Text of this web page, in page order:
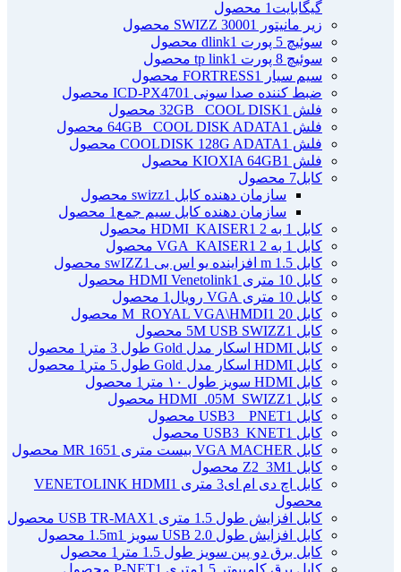
گیگابایت 1 محصول
زیر مانیتور SWIZZ 3000
1 محصول
سوئیچ 5 پورت dlink
1 محصول
سوئیچ 8 پورت tp link
1 محصول
سیم سیار FORTRESS
1 محصول
ضبط کننده صدا سونی ICD-PX470 1 محصول
فلش 32GB _COOL DISK 1 محصول
فلش 64GB _COOL DISK ADATA 1 محصول
فلش COOLDISK 128G ADATA 1 محصول
فلش KIOXIA 64GB 1 محصول
کابل7 محصول
سازمان دهنده کابل swizz 1 محصول
سازمان دهنده کابل سیم جمع 1 محصول
کابل 1 به 2 HDMI_KAISER
1 محصول
کابل 1 به 2 VGA_KAISER
1 محصول
کابل 1.5 m افزاینده یو اس بی swIZZ
1 محصول
کابل 10 متری HDMI Venetolink
1 محصول
کابل 10 متری VGA رویال
1 محصول
کابل 20 M_ROYAL VGA\HMDI
1 محصول
کابل 5M USB SWIZZ 1 محصول
کابل HDMI اسکار مدل Gold طول 3 متر
1 محصول
کابل HDMI اسکار مدل Gold طول 5 متر
1 محصول
کابل HDMI سویز طول ۱۰ متر
1 محصول
کابل HDMI_.05M_SWIZZ 1 محصول
کابل USB3 _ PNET 1 محصول
کابل USB3_KNET 1 محصول
کابل VGA MACHER بیست متری MR 165
1 محصول
کابل Z2_3M 1 محصول
کابل اچ دی ام ای3 متری VENETOLINK HDMI
1
محصول
کابل افزایش طول 1.5 متری USB TR-MAX
1 محصول
کابل افزایش طول USB 2.0 سویز 1.5m
1 محصول
کابل برق دو پین سویز طول 1.5 متر
1 محصول
کابل برق کامپیوتر 1.5ﻣﺘﺮی P-NET
1 محصول